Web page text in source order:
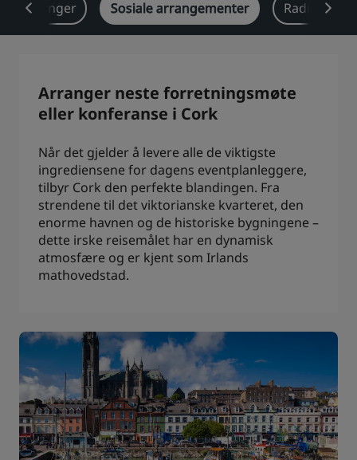
Park Plaza Park Inn by Radisson
Prize by Radisson Country Inn & Suites
Tilknyttede merker i Kina
Jin Jiang
Kunlun
Se bloggen vår
Sosiale arrangementer Radisson
Arranger neste forretningsmøte
eller konferanse i Cork
Når det gjelder å levere alle de viktigste
ingrediensene for dagens eventplanleggere,
tilbyr Cork den perfekte blandingen. Fra
strendene til det viktorianske kvarteret, den
enorme havnen og de historiske bygningene –
dette irske reisemålet har en dynamisk
atmosfære og er kjent som Irlands
mathovedstad.